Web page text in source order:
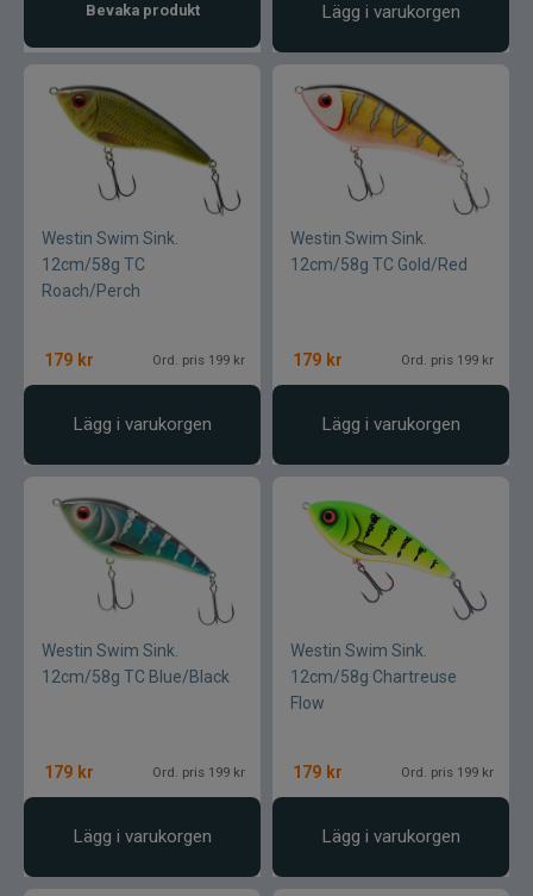
Bevaka produkt Lägg i varukorgen
Westin Swim Sink.
12cm/58g TC
Roach/Perch
179 kr Ord. pris 199 kr
Lägg i varukorgen
Westin Swim Sink.
12cm/58g TC Gold/Red
179 kr Ord. pris 199 kr
Lägg i varukorgen
Westin Swim Sink.
12cm/58g TC Blue/Black
179 kr Ord. pris 199 kr
Lägg i varukorgen
Westin Swim Sink.
12cm/58g Chartreuse
Flow
179 kr Ord. pris 199 kr
Lägg i varukorgen